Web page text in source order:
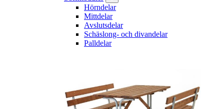
Hörndelar
Mittdelar
Avslutsdelar
Schäslong- och divandelar
Palldelar